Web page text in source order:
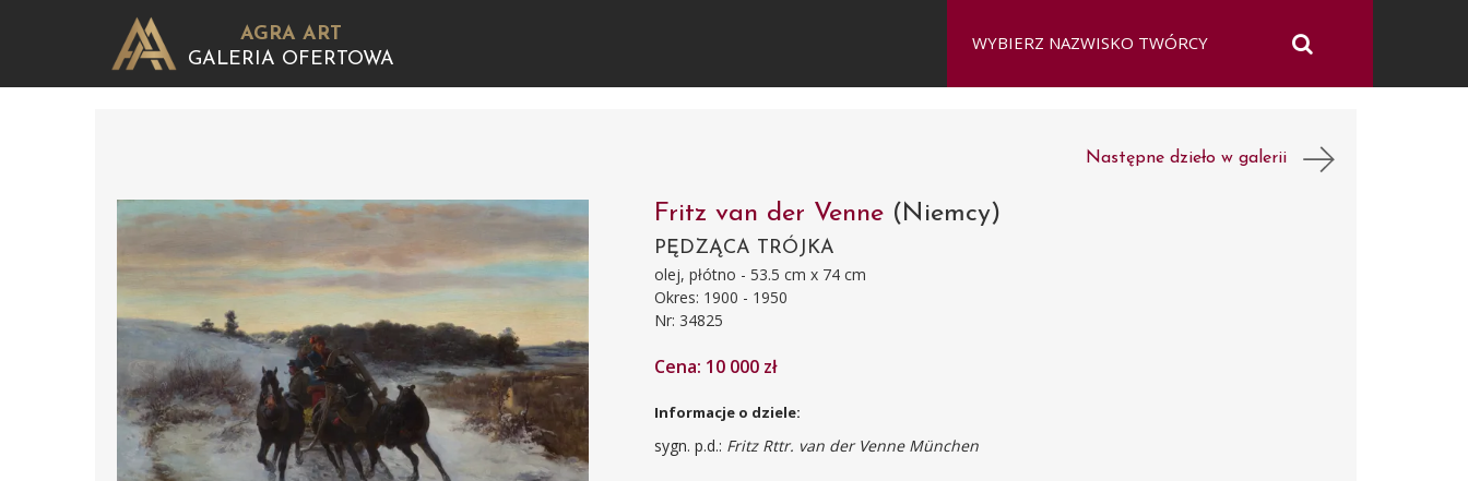
AGRA ART
GALERIA OFERTOWA
Następne dzieło w galerii
Fritz van der Venne (Niemcy)
PĘDZĄCA TRÓJKA
olej, płótno - 53.5 cm x 74 cm
Okres: 1900 - 1950
Nr: 34825
Cena: 10 000 zł
Informacje o dziele:
sygn. p.d.: Fritz Rttr. van der Venne München